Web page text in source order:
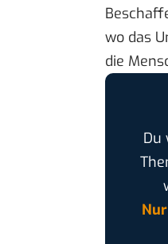
wo das
die
Du